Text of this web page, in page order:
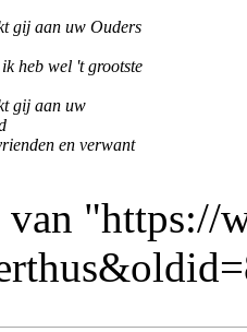
gij aan uw Ouders
heb wel 't grootste
gij aan uw
en verwant
van "https://